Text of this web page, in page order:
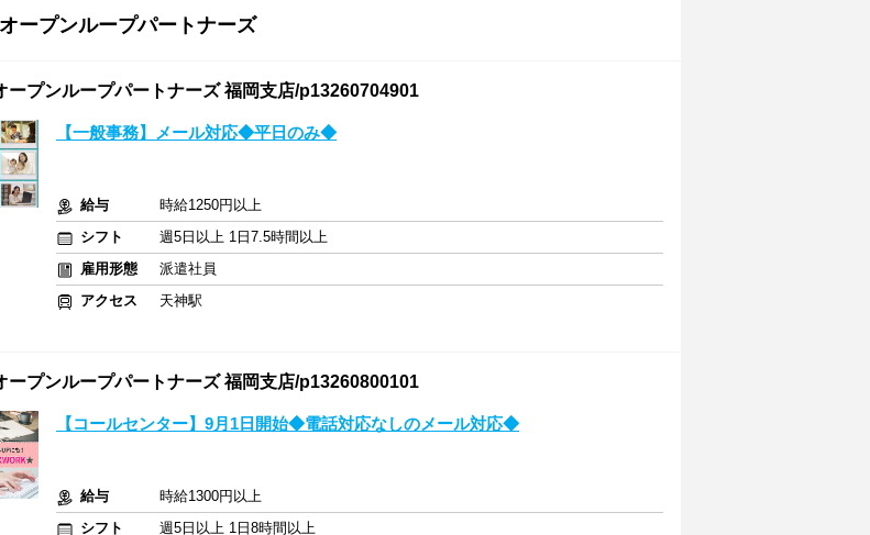
ープンループパートナーズ
ープンループパートナーズ 福岡支店/p13260704901
【一般事務】メール対応◆平日のみ◆
給与
時給1250円以上
シフト
週5日以上 1日7.5時間以上
雇用形態
派遣社員
アクセス
天神駅
ープンループパートナーズ 福岡支店/p13260800101
【コールセンター】9月1日開始◆電話対応なしのメール対応◆
給与
時給1300円以上
シフト
週5日以上 1日8時間以上